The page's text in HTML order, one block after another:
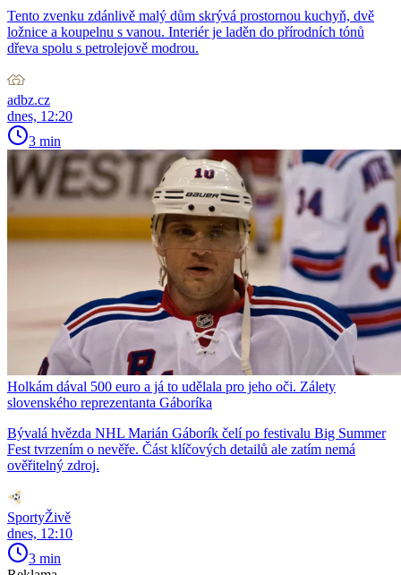
Tento zvenku zdánlivě malý dům skrývá prostornou kuchyň, dvě
ložnice a koupelnu s vanou. Interiér je laděn do přírodních tónů
dřeva spolu s petrolejově modrou.
adbz.cz
dnes, 12:20
3 min
Holkám dával 500 euro a já to udělala pro jeho oči. Zálety
slovenského reprezentanta Gáboríka
Bývalá hvězda NHL Marián Gáborík čelí po festivalu Big Summer
Fest tvrzením o nevěře. Část klíčových detailů ale zatím nemá
ověřitelný zdroj.
SportyŽivě
dnes, 12:10
3 min